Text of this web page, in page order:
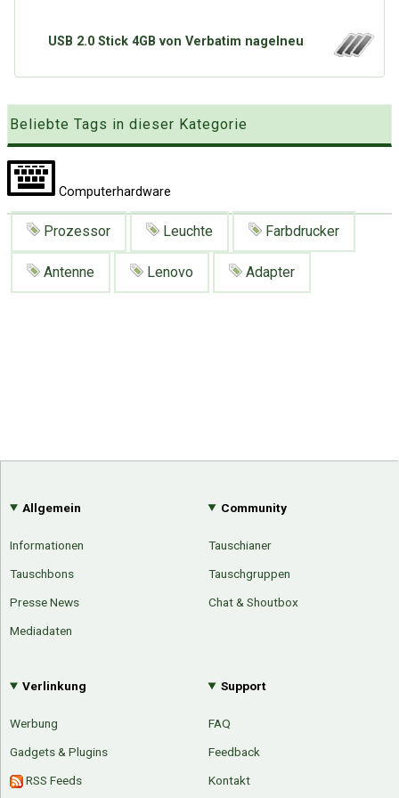
Presse News
Suchanfragen
Tagwolke
USB 2.0 Stick 4GB von Verbatim nagelneu
Beliebte Tags in dieser Kategorie
Computerhardware
Prozessor Leuchte Farbdrucker
Antenne Lenovo Adapter
Allgemein
Informationen
Tauschbons
Presse News
Mediadaten
Community
Tauschianer
Tauschgruppen
Chat & Shoutbox
Verlinkung
Werbung
Gadgets & Plugins
RSS Feeds
Support
FAQ
Feedback
Kontakt